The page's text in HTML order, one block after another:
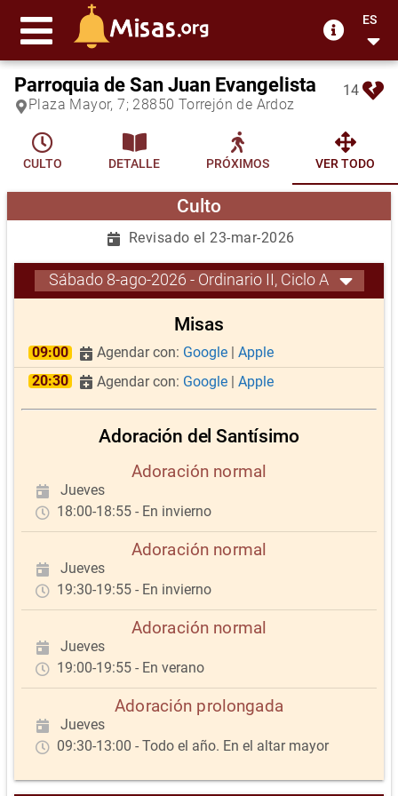
ES
Parroquia de San Juan Evangelista
Plaza Mayor, 7; 28850 Torrejón de Ardoz
14
CULTO DETALLE PRÓXIMOS VER TODO
Culto
Revisado el 23-mar-2026
Sábado 8-ago-2026 - Ordinario II, Ciclo A
Misas
09:00 Agendar con: Google | Apple
20:30
Agendar con: Google | Apple
Adoración del Santísimo
Adoración normal
Jueves
18:00-18:55 - En invierno
Adoración normal
Jueves
19:30-19:55 - En invierno
Adoración normal
Jueves
19:00-19:55 - En verano
Adoración prolongada
Jueves
09:30-13:00 - Todo el año. En el altar mayor